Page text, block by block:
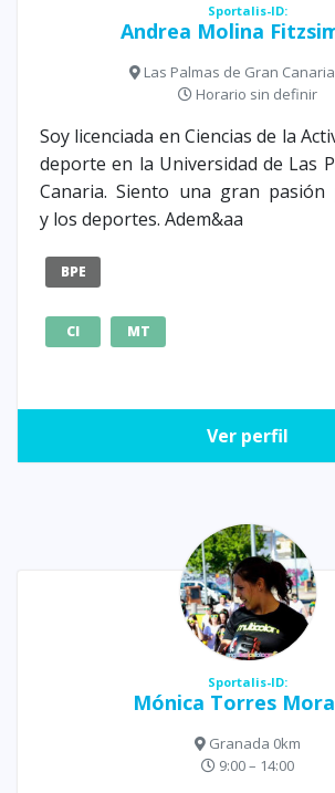
Sportalis-ID:
Andrea Molina
Las Palmas de Gran
Horario sin definir
Soy licenciada en Ciencias de la
deporte en la Universidad de Las
Canaria. Siento una gran
y los deportes. Adem&aa
BPE
CI MT
Ver perfil
Sportalis-ID:
Mónica Torres
Granada 0km
9:00 – 14:00